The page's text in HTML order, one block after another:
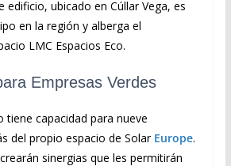
edificio, ubicado en Cúllar Vega, es
en la región y alberga el
LMC Espacios Eco.
Empresas Verdes
tiene capacidad para nueve
del propio espacio de Solar Europe.
sinergias que les permitirán